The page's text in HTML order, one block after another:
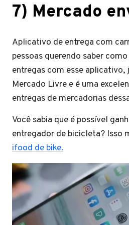
7) Mercado
Aplicativo de entrega com
pessoas querendo saber
entregas com esse aplicativo,
Mercado Livre e é uma
entregas de mercadorias
Você sabia que é possível
entregador de bicicleta? Isso
ifood de bike.